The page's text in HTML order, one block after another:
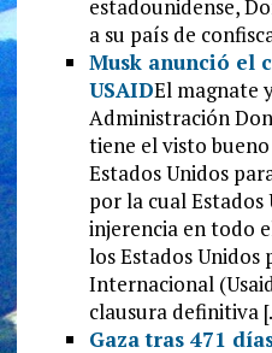
estadounidense,
a su país de
Musk anunció el
USAIDEl magnate
Administración
tiene el visto
Estados Unidos
por la cual Estados
injerencia en todo
los Estados Unidos
Internacional
clausura definitiva
Gaza tras 471